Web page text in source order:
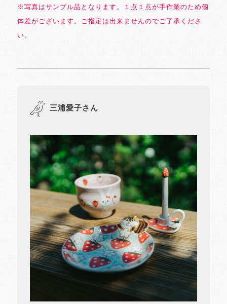
※写真はサンプル品となります。１点１点が手作業のため個
体差がございます。ご指定は出来ませんのでご了承くださ
い。
三浦愛子さん